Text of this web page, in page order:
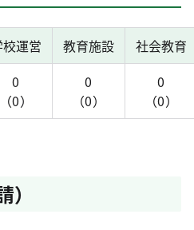
校運営 教育施設
社会教育
0
（0）
0
（0）
0
（0）